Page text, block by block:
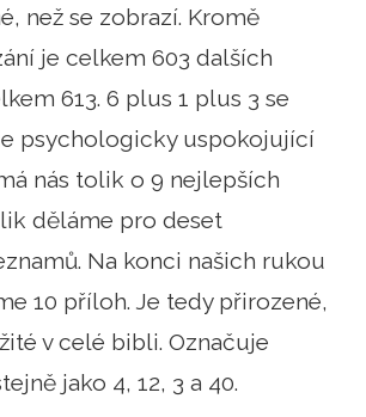
než se zobrazí. Kromě
je celkem 603 dalších
613. 6 plus 1 plus 3 se
je psychologicky uspokojující
nás tolik o 9 nejlepších
děláme pro deset
Na konci našich rukou
10 příloh. Je tedy přirozené,
v celé bibli. Označuje
jako 4, 12, 3 a 40.